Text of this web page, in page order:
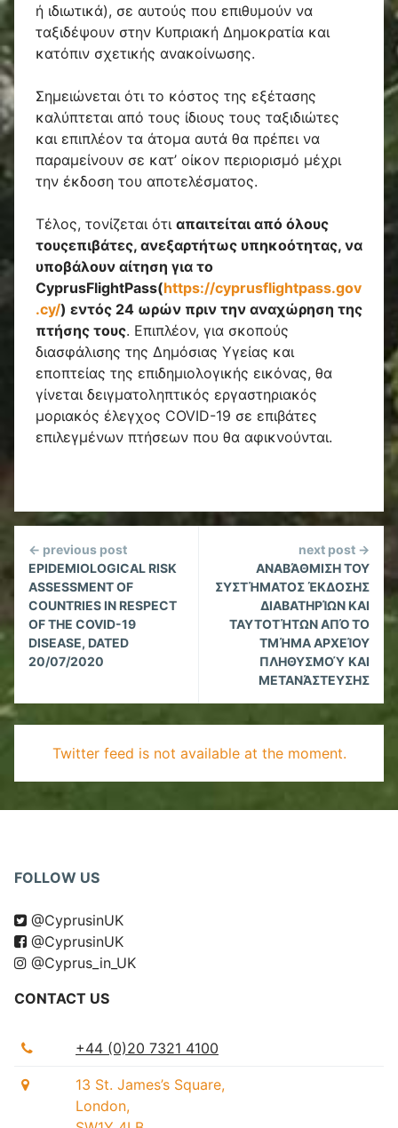
ή ιδιωτικά), σε αυτούς που επιθυμούν να
ταξιδέψουν στην Κυπριακή Δημοκρατία και
κατόπιν σχετικής ανακοίνωσης.
Σημειώνεται ότι το κόστος της εξέτασης
καλύπτεται από τους ίδιους τους ταξιδιώτες
και επιπλέον τα άτομα αυτά θα πρέπει να
παραμείνουν σε κατ’ οίκον περιορισμό μέχρι
την έκδοση του αποτελέσματος.
Τέλος, τονίζεται ότι απαιτείται από όλους
τουςεπιβάτες, ανεξαρτήτως υπηκοότητας, να
υποβάλουν αίτηση για το
CyprusFlightPass(https://cyprusflightpass.gov
.cy/) εντός 24 ωρών πριν την αναχώρηση της
πτήσης τους. Επιπλέον, για σκοπούς
διασφάλισης της Δημόσιας Υγείας και
εποπτείας της επιδημιολογικής εικόνας, θα
γίνεται δειγματοληπτικός εργαστηριακός
μοριακός έλεγχος COVID-19 σε επιβάτες
επιλεγμένων πτήσεων που θα αφικνούνται.
Continue
Reading
← previous post
EPIDEMIOLOGICAL RISK
ASSESSMENT OF
COUNTRIES IN RESPECT
OF THE COVID-19
DISEASE, DATED
20/07/2020
next post →
ΑΝΑΒΆΘΜΙΣΗ ΤΟΥ
ΣΥΣΤΉΜΑΤΟΣ ΈΚΔΟΣΗΣ
ΔΙΑΒΑΤΗΡΊΩΝ ΚΑΙ
ΤΑΥΤΟΤΉΤΩΝ ΑΠΌ ΤΟ
ΤΜΉΜΑ ΑΡΧΕΊΟΥ
ΠΛΗΘΥΣΜΟΎ ΚΑΙ
ΜΕΤΑΝΆΣΤΕΥΣΗΣ
Twitter feed is not available at the moment.
FOLLOW US
@CyprusinUK
@CyprusinUK
@Cyprus_in_UK
CONTACT US
+44 (0)20 7321 4100
13 St. James’s Square,
London,